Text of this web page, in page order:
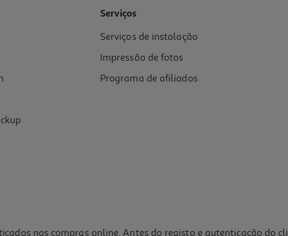
Serviços
Serviços de instalação
Impressão de fotos
Programa de afiliados
nas compras online. Antes do registo e autenticação do